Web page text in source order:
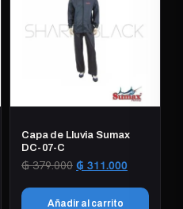
Capa de Lluvia Sumax
DC-07-C
₲379.000 El
original
₲ 311.000El
actual
Añadir al carrito